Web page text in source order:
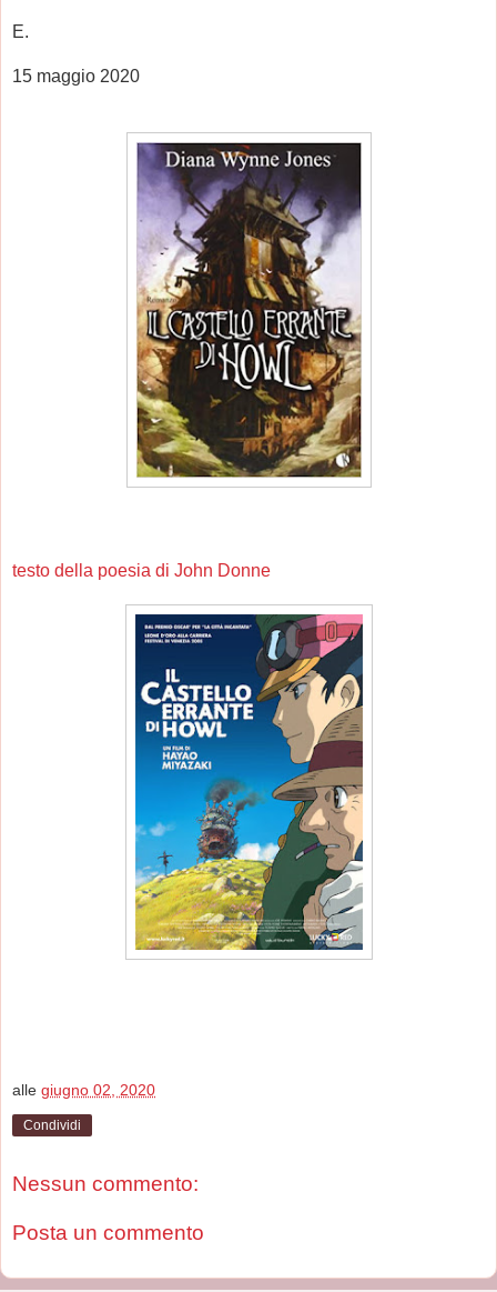
E.
15 maggio 2020
testo della poesia di John Donne
alle giugno 02, 2020
Condividi
Nessun commento:
Posta un commento